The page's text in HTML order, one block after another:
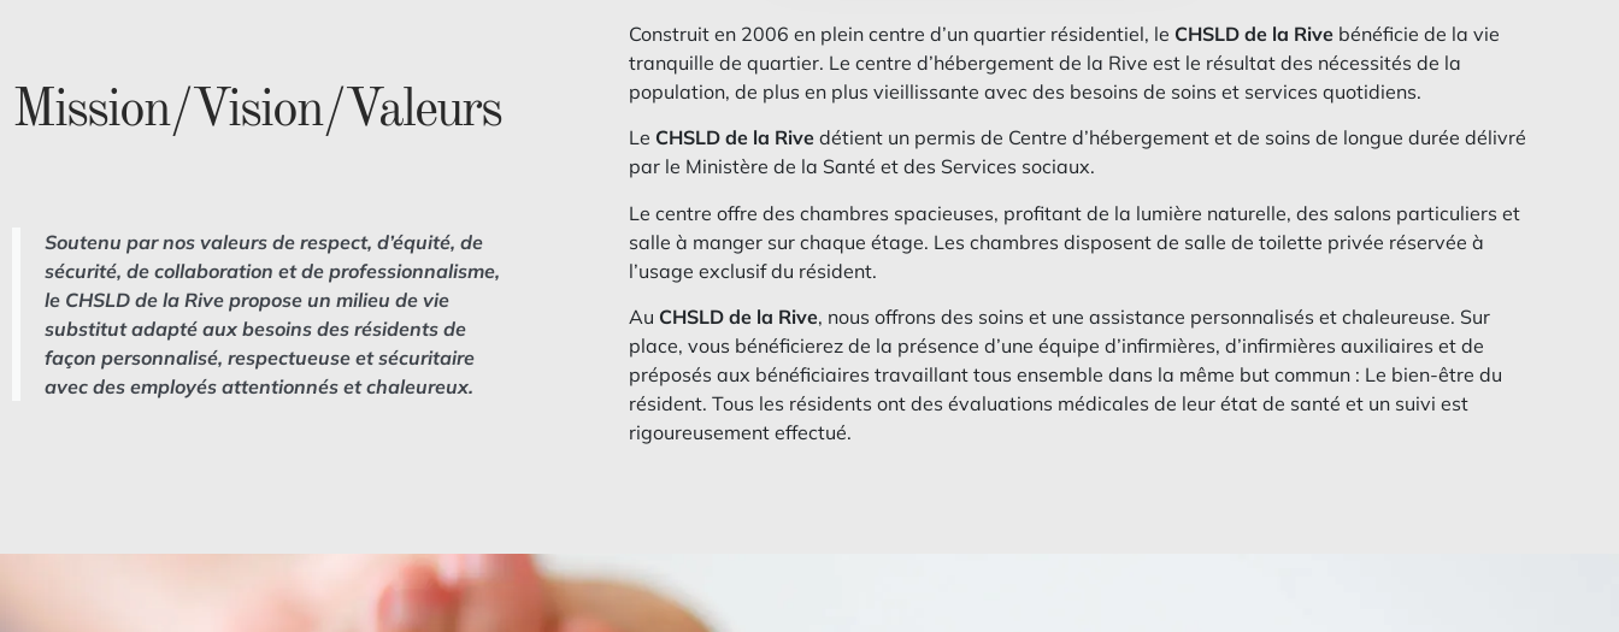
Mission/Vision/Valeurs
Soutenu par nos valeurs de respect, d’équité, de
sécurité, de collaboration et de professionnalisme,
le CHSLD de la Rive propose un milieu de vie
substitut adapté aux besoins des résidents de
façon personnalisé, respectueuse et sécuritaire
avec des employés attentionnés et chaleureux.
Construit en 2006 en plein centre d’un quartier résidentiel, le CHSLD de la Rive bénéficie de la vie
tranquille de quartier. Le centre d’hébergement de la Rive est le résultat des nécessités de la
population, de plus en plus vieillissante avec des besoins de soins et services quotidiens.
Le CHSLD de la Rive détient un permis de Centre d’hébergement et de soins de longue durée délivré
par le Ministère de la Santé et des Services sociaux.
Le centre offre des chambres spacieuses, profitant de la lumière naturelle, des salons particuliers et
salle à manger sur chaque étage. Les chambres disposent de salle de toilette privée réservée à
l’usage exclusif du résident.
Au CHSLD de la Rive, nous offrons des soins et une assistance personnalisés et chaleureuse. Sur
place, vous bénéficierez de la présence d’une équipe d’infirmières, d’infirmières auxiliaires et de
préposés aux bénéficiaires travaillant tous ensemble dans la même but commun : Le bien-être du
résident. Tous les résidents ont des évaluations médicales de leur état de santé et un suivi est
rigoureusement effectué.